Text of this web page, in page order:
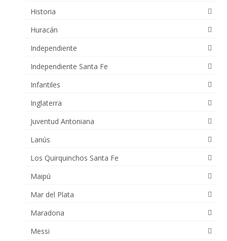
Historia
Huracán
Independiente
Independiente Santa Fe
Infantiles
Inglaterra
Juventud Antoniana
Lanús
Los Quirquinchos Santa Fe
Maipú
Mar del Plata
Maradona
Messi